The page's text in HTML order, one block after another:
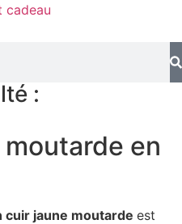
cadeau
:
en
cuir jaune moutarde est